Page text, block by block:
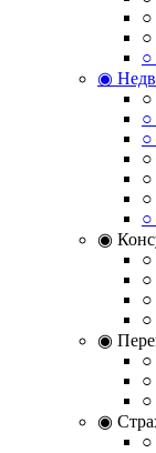
○
○
○
◉
○
○
○
○
○
○
○
◉
○
○
○
○
◉
○
○
○
◉
○